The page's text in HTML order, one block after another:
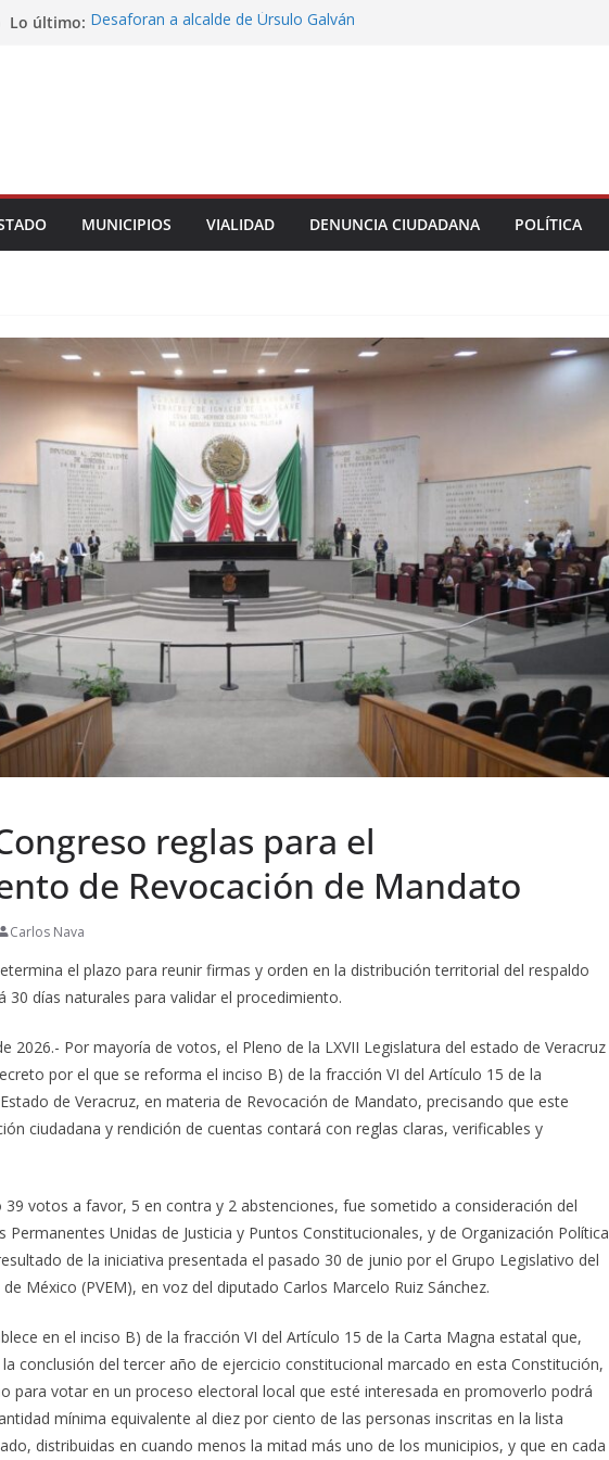
Lo último: Desaforan a alcalde de Úrsulo Galván
de dos munícipes
MUNICIPIOS VIALIDAD DENUNCIA CIUDADANA POLÍTICA
reglas para el
de Revocación de Mandato
Carlos Nava
el plazo para reunir firmas y orden en la distribución territorial del respaldo
30 días naturales para validar el procedimiento.
2026.- Por mayoría de votos, el Pleno de la LXVII Legislatura del estado de Veracruz
por el que se reforma el inciso B) de la fracción VI del Artículo 15 de la
de Veracruz, en materia de Revocación de Mandato, precisando que este
ciudadana y rendición de cuentas contará con reglas claras, verificables y
39 votos a favor, 5 en contra y 2 abstenciones, fue sometido a consideración del
Permanentes Unidas de Justicia y Puntos Constitucionales, y de Organización Política
de la iniciativa presentada el pasado 30 de junio por el Grupo Legislativo del
México (PVEM), en voz del diputado Carlos Marcelo Ruiz Sánchez.
en el inciso B) de la fracción VI del Artículo 15 de la Carta Magna estatal que,
conclusión del tercer año de ejercicio constitucional marcado en esta Constitución,
para votar en un proceso electoral local que esté interesada en promoverlo podrá
mínima equivalente al diez por ciento de las personas inscritas en la lista
distribuidas en cuando menos la mitad más uno de los municipios, y que en cada